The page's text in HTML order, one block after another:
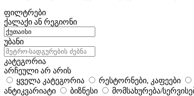
ფილტრები
ქალაქი ან რეგიონი
უბანი
კატეგორია
არჩეული არ არის
ყველა კატეგორია
რესტორნები, კაფეები
ანტიკვარიატი
ბიზნესი მომსახურება/